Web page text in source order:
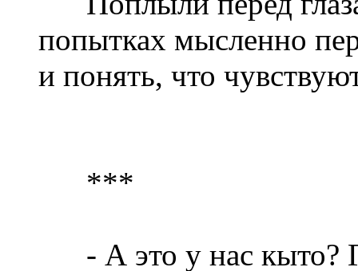
попытках мысленно
и понять, что
***
- А это у нас кыто?